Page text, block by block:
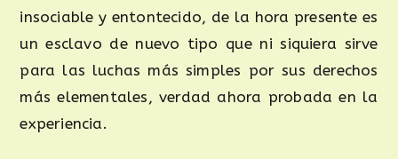
insociable y entontecido, de la hora presente es
un esclavo de nuevo tipo que ni siquiera sirve
para las luchas más simples por sus derechos
más elementales, verdad ahora probada en la
experiencia.